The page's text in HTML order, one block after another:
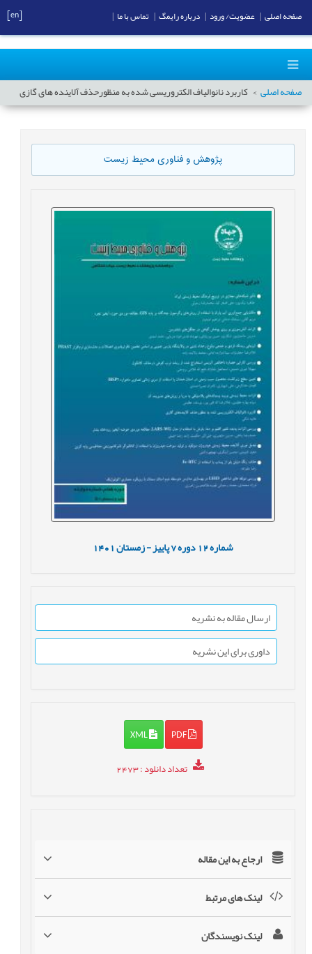
صفحه اصلی کاربرد نانوالیاف الکتروریسی شده به منظورحذف آلاینده های گازی
پژوهش و فناوری محیط زیست
شماره12 دوره7 پاییز - زمستان1401
ارسال مقاله به نشریه
داوری برای این نشریه
PDF
XML
تعداد دانلود: 2473
ارجاع به این مقاله
لینک های مرتبط
لینک نویسندگان
صفحه اصلی عضویت/ ورود درباره رایمگ تماس با ما